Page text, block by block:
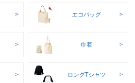
エコバッグ
巾着
ロングTシャツ